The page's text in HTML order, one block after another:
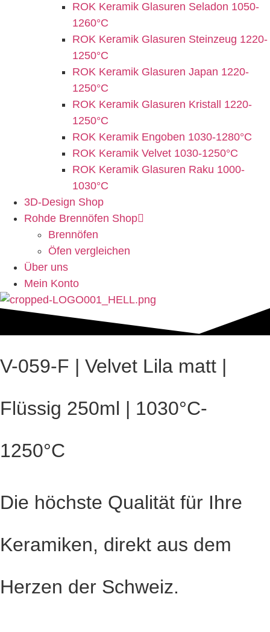
ROK Keramik Glasuren Seladon 1050-
1260°C
ROK Keramik Glasuren Steinzeug 1220-
1250°C
ROK Keramik Glasuren Japan 1220-
1250°C
ROK Keramik Glasuren Kristall 1220-
1250°C
ROK Keramik Engoben 1030-1280°C
ROK Keramik Velvet 1030-1250°C
ROK Keramik Glasuren Raku 1000-
1030°C
3D-Design Shop
Rohde Brennöfen Shop
Brennöfen
Öfen vergleichen
Über uns
Mein Konto
V-059-F | Velvet Lila matt |
Flüssig 250ml | 1030°C-
1250°C
Die höchste Qualität für Ihre
Keramiken, direkt aus dem
Herzen der Schweiz.